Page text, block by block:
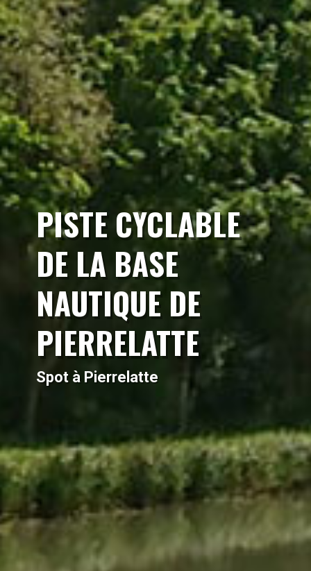
PISTE CYCLABLE
DE LA BASE
NAUTIQUE DE
PIERRELATTE
Spot à Pierrelatte